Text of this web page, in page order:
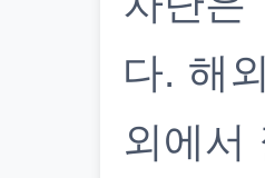
다. 해
외에서